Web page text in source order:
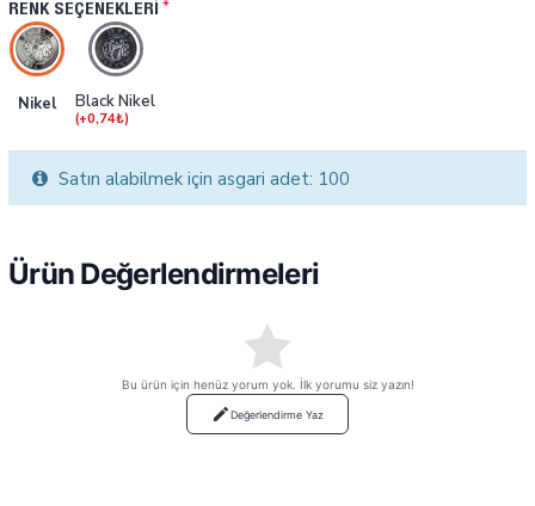
RENK SEÇENEKLERI
Nikel Black Nikel
(+0,74₺)
Satın alabilmek için asgari adet: 100
Ürün Değerlendirmeleri
Bu ürün için henüz yorum yok. İlk yorumu siz yazın!
Değerlendirme Yaz